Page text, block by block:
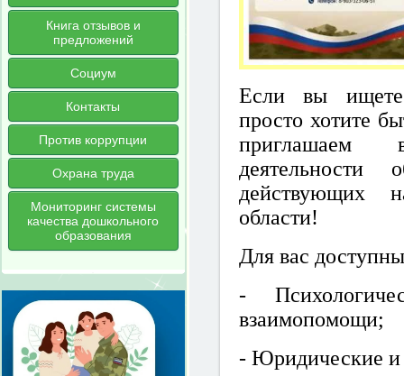
Книга отзывов и
предложений
Социум
Контакты
Против коррупции
Охрана труда
Мониторинг системы
качества дошкольного
образования
Если вы
просто хотите
приглашаем
деятельности
действующих
области!
Для вас
-
взаимопомощи;
- Юридические и